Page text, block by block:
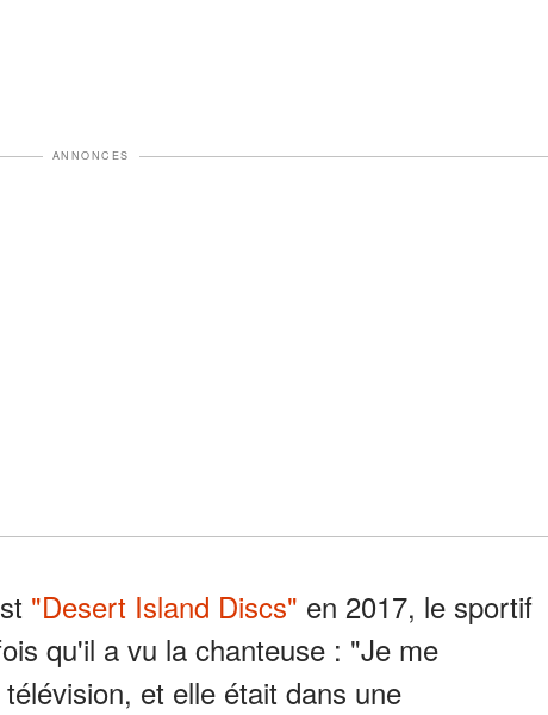
ANNONCES
"Desert Island Discs" en 2017, le sportif
qu'il a vu la chanteuse : "Je me
et elle était dans une